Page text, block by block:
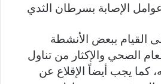
الإصابة بسرطان الثدي
القيام ببعض الأنشطة
الصحي والإكثار من تناول
كما يجب أيضاً الإقلاع عن